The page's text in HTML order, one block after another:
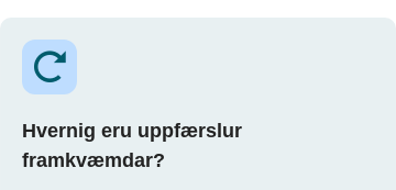
Hvernig eru uppfærslur
framkvæmdar?